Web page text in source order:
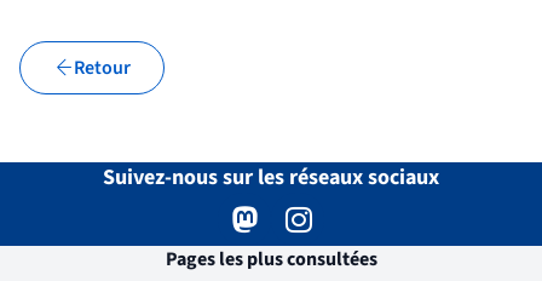
Retour
Suivez-nous sur les réseaux sociaux
Mastodon
( )
(nouvelle fenêtre)
Instagram
( )
(nouvelle fenêtre)
Pages les plus consultées